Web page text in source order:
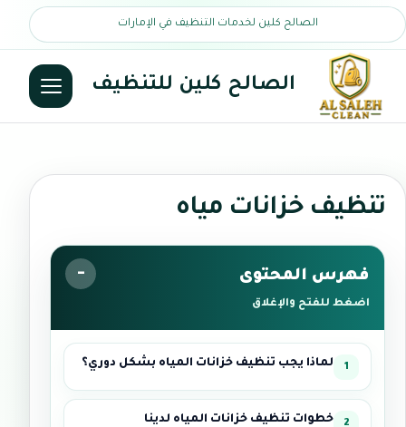
الصالح كلين لخدمات التنظيف في الإمارات
الصالح كلين للتنظيف
تنظيف خزانات مياه
فهرس المحتوى
اضغط للفتح والإغلاق
لماذا يجب تنظيف خزانات المياه بشكل دوري؟
خطوات تنظيف خزانات المياه لدينا